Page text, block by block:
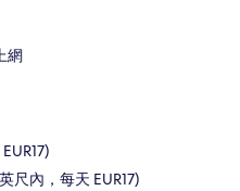
網
尺內，每天 EUR17)